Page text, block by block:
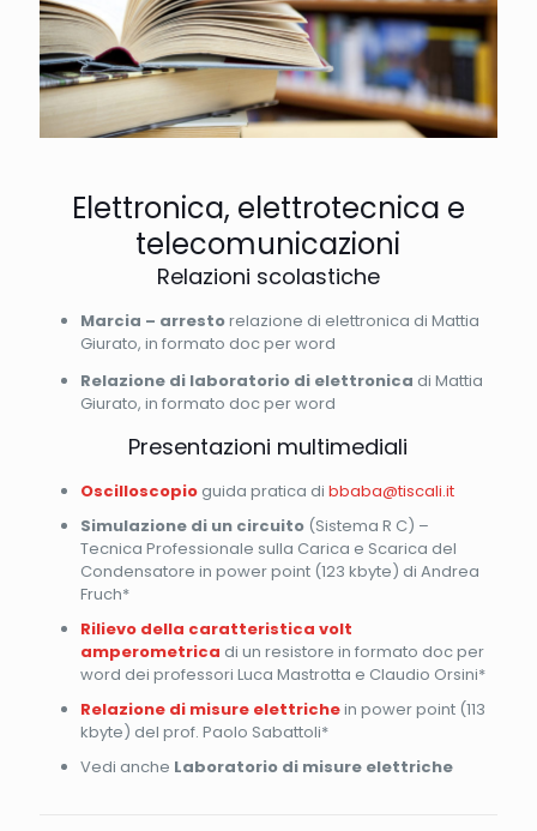
Elettronica, elettrotecnica e
telecomunicazioni
Relazioni scolastiche
Marcia – arrestorelazione di elettronica di Mattia
Giurato, in formato doc per word
Relazione di laboratorio di elettronica di Mattia
Giurato, in formato doc per word
Presentazioni multimediali
Oscilloscopioguida pratica di bbaba@tiscali.it
Simulazione di un circuito(Sistema R C) –
Tecnica Professionale sulla Carica e Scarica del
Condensatore in power point (123 kbyte) di Andrea
Fruch*
Rilievo della caratteristica volt
amperometrica di un resistore in formato doc per
word dei professori Luca Mastrotta e Claudio Orsini*
Relazione di misure elettrichein power point (113
kbyte) del prof. Paolo Sabattoli*
Vedi anche Laboratorio di misure elettriche